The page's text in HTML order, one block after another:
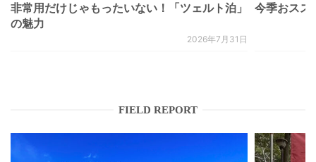
非常用だけじゃもったいない！「ツェルト泊」
の魅力
2026年7月31日
今季おスス
FIELD REPORT